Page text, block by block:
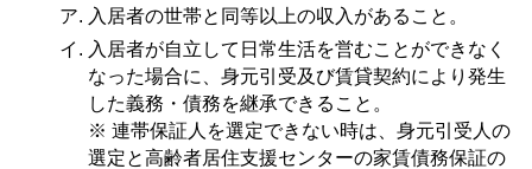
入居者の世帯と同等以上の収入があること。
入居者が自立して日常生活を営むことができなく
なった場合に、身元引受及び賃貸契約により発生
した義務・債務を継承できること。
※ 連帯保証人を選定できない時は、身元引受人の
選定と高齢者居住支援センターの家賃債務保証の